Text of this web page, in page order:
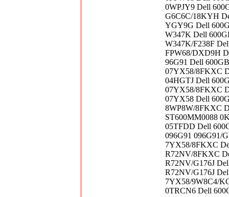
0WPJY9 Dell
G6C6C/18KYH
YGY9G Dell
W347K Dell
W347K/F238F
FPW68/DXD9H
96G91 Dell
07YX58/8FKXC
04HGTJ Dell
07YX58/8FKXC
07YX58 Dell
8WP8W/8FKXC
ST600MM0088
05TFDD Dell
096G91 096G91/
7YX58/8FKXC
R72NV/8FKXC
R72NV/G176J
R72NV/G176J
7YX58/9W8C4/
0TRCN6 Dell